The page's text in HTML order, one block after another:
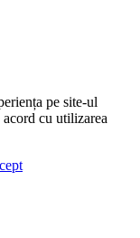
pe site-ul
cu utilizarea